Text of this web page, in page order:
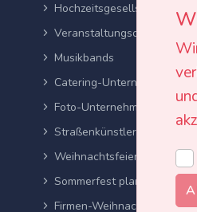
Hochzeitsgesellschaften
Veranstaltungsortes
Musikbands
Catering-Unternehmen
Foto-Unternehmen
Straßenkünstler
Weihnachtsfeier planen
Sommerfest planen
Firmen-Weihnachtsfeier